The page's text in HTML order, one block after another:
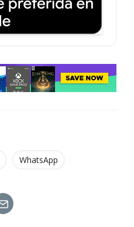
WhatsApp